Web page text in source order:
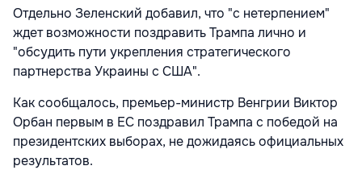
Отдельно Зеленский добавил, что "с нетерпением"
ждет возможности поздравить Трампа лично и
"обсудить пути укрепления стратегического
партнерства Украины с США".
Как сообщалось, премьер-министр Венгрии Виктор
Орбан первым в ЕС поздравил Трампа с победой на
президентских выборах, не дожидаясь официальных
результатов.